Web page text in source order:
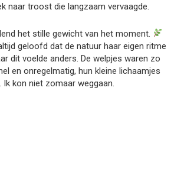
naar troost die langzaam vervaagde.
het stille gewicht van het moment.
geloofd dat de natuur haar eigen ritme
dit voelde anders. De welpjes waren zo
en onregelmatig, hun kleine lichaamjes
Ik kon niet zomaar weggaan.